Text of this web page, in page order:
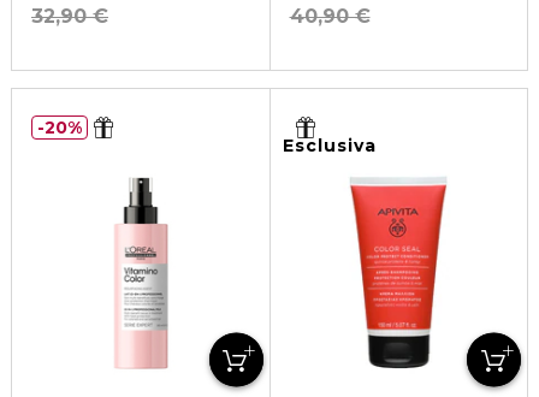
32,90 €
40,90 €
20%
Esclusiva